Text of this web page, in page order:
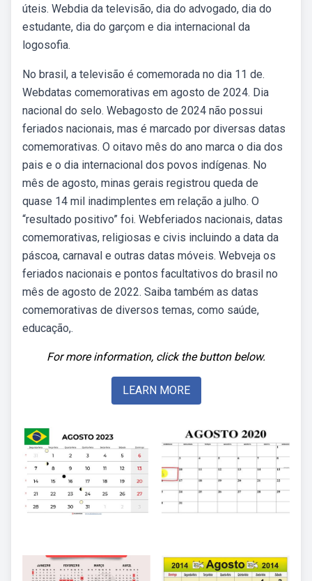
úteis. Webdia da televisão, dia do advogado, dia do
estudante, dia do garçom e dia internacional da
logosofia.
No brasil, a televisão é comemorada no dia 11 de.
Webdatas comemorativas em agosto de 2024. Dia
nacional do selo. Webagosto de 2024 não possui
feriados nacionais, mas é marcado por diversas datas
comemorativas. O oitavo mês do ano marca o dia dos
pais e o dia internacional dos povos indígenas. No
mês de agosto, minas gerais registrou queda de
quase 14 mil inadimplentes em relação a julho. O
“resultado positivo” foi. Webferiados nacionais, datas
comemorativas, religiosas e civis incluindo a data da
páscoa, carnaval e outras datas móveis. Webveja os
feriados nacionais e pontos facultativos do brasil no
mês de agosto de 2022. Saiba também as datas
comemorativas de diversos temas, como saúde,
educação,.
For more information, click the button below.
LEARN MORE